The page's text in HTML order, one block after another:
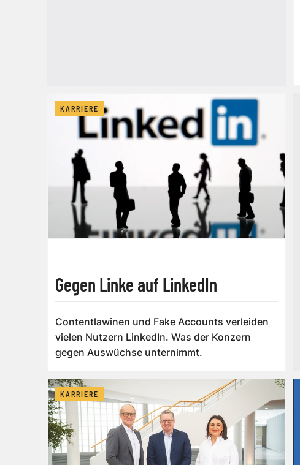
KARRIERE
Gegen Linke auf LinkedIn
Contentlawinen und Fake Accounts verleiden
vielen Nutzern LinkedIn. Was der Konzern
gegen Auswüchse unternimmt.
KARRIERE